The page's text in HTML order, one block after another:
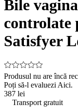
Bile
controlate
Satisfyer
Produsul nu are încă
Poți să-l evaluezi Aici.
387 lei
Transport gratuit